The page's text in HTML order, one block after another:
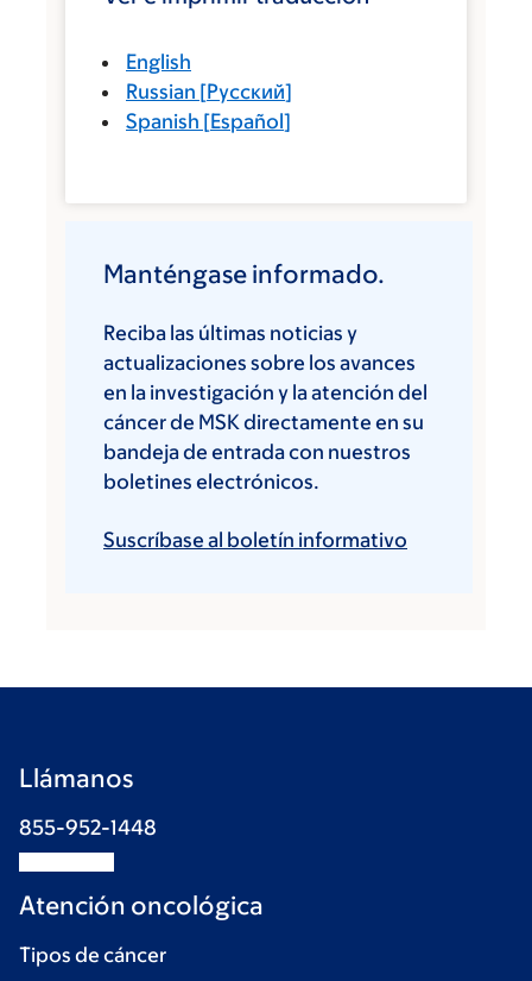
English
Russian [Русский]
Spanish [Español]
Manténgase informado.
Reciba las últimas noticias y
actualizaciones sobre los avances
en la investigación y la atención del
cáncer de MSK directamente en su
bandeja de entrada con nuestros
boletines electrónicos.
Suscríbase al boletín informativo
Llámanos
855-952-1448
Atención oncológica
Tipos de cáncer